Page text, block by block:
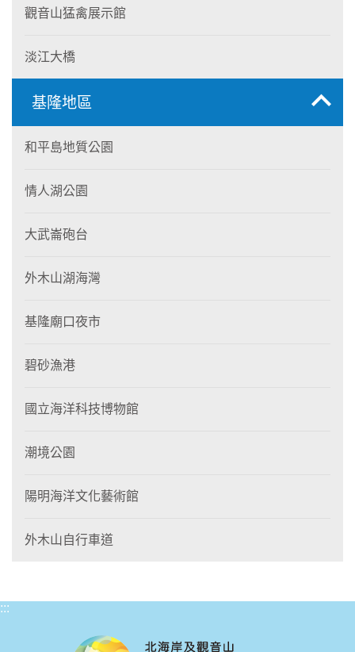
觀音山猛禽展示館
淡江大橋
基隆地區
和平島地質公園
情人湖公園
大武崙砲台
外木山湖海灣
基隆廟口夜市
碧砂漁港
國立海洋科技博物館
潮境公園
陽明海洋文化藝術館
外木山自行車道
:::